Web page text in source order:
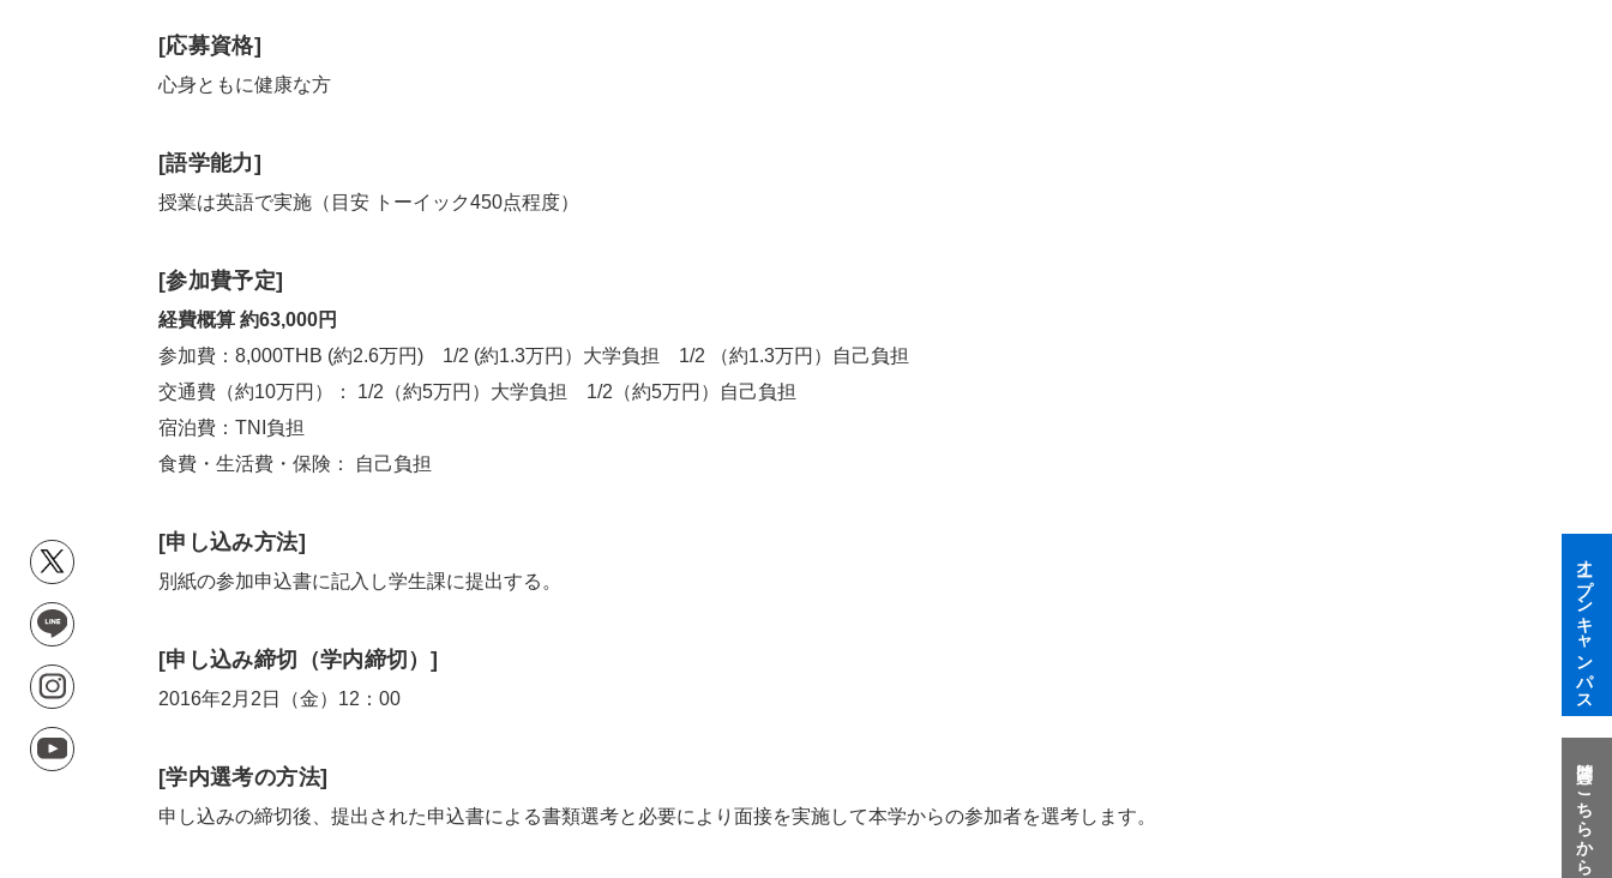
[応募資格]
心身ともに健康な方
[語学能力]
授業は英語で実施（目安 トーイック450点程度）
[参加費予定]
経費概算 約63,000円
参加費：8,000THB (約2.6万円) 1/2 (約1.3万円）大学負担 1/2 （約1.3万円）自己負担
交通費（約10万円）： 1/2（約5万円）大学負担 1/2（約5万円）自己負担
宿泊費：TNI負担
食費・生活費・保険： 自己負担
[申し込み方法]
別紙の参加申込書に記入し学生課に提出する。
[申し込み締切（学内締切）]
2016年2月2日（金）12：00
[学内選考の方法]
申し込みの締切後、提出された申込書による書類選考と必要により面接を実施して本学からの参加者を選考します。
オープンキャンパス
質問はこちらから